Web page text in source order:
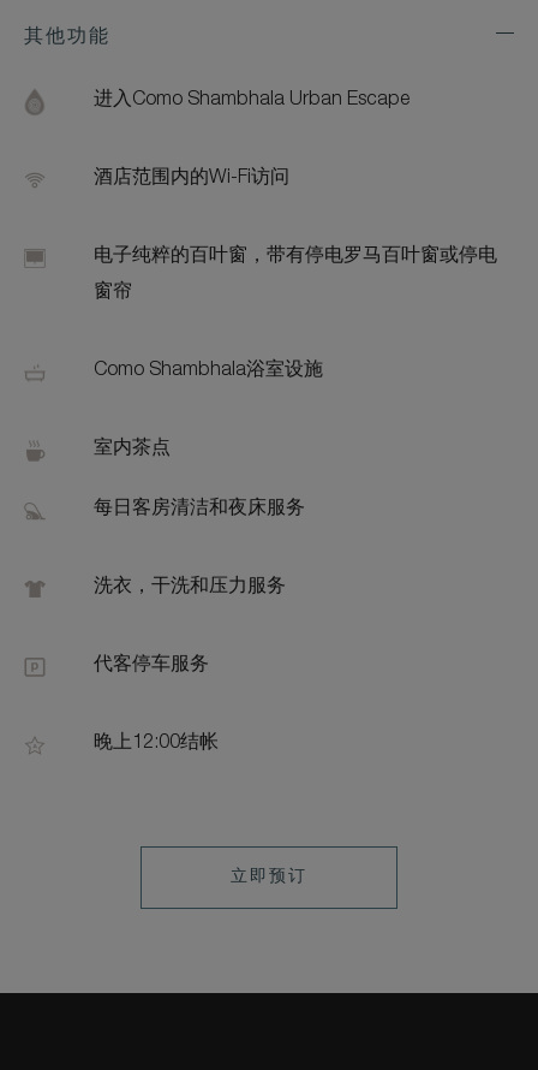
其他功能
进入Como Shambhala Urban Escape
酒店范围内的Wi-Fi访问
电子纯粹的百叶窗，带有停电罗马百叶窗或停电
窗帘
Como Shambhala浴室设施
室内茶点
每日客房清洁和夜床服务
洗衣，干洗和压力服务
代客停车服务
晚上12:00结帐
LEARN
MORE
立即预订